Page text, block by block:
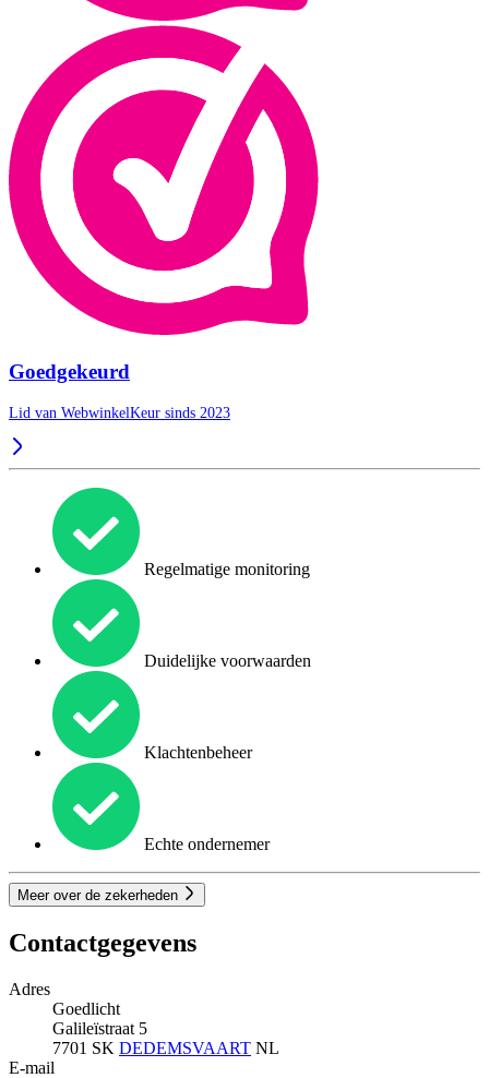
Goedgekeurd
Lid van WebwinkelKeur sinds 2023
Regelmatige monitoring
Duidelijke voorwaarden
Klachtenbeheer
Echte ondernemer
Meer over de zekerheden
Contactgegevens
Adres
Goedlicht
Galileïstraat 5
7701 SK DEDEMSVAART NL
E-mail